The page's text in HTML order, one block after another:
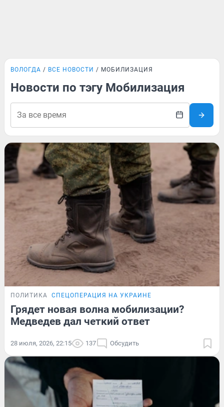
ВОЛОГДА ВСЕ НОВОСТИ МОБИЛИЗАЦИЯ
Новости по тэгу Мобилизация
ПОЛИТИКА СПЕЦОПЕРАЦИЯ НА УКРАИНЕ
Грядет новая волна мобилизации?
Медведев дал четкий ответ
28 июля, 2026, 22:15 137 Обсудить